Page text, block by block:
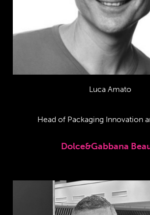
Luca Amato
Head of Packaging Innovation
Dolce&Gabbana